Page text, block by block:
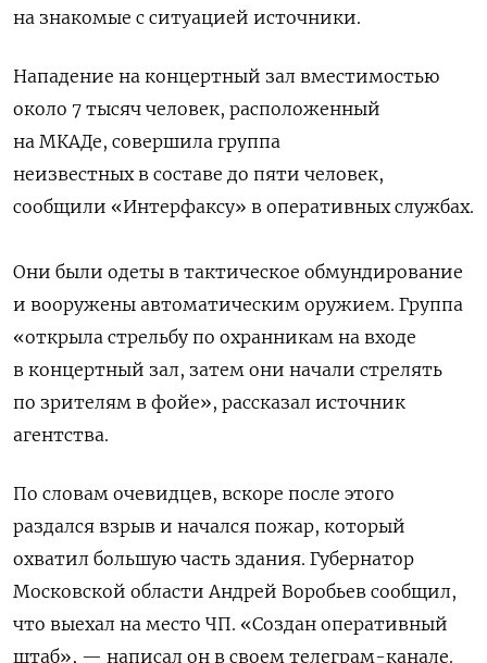
на знакомые с ситуацией источники.
Нападение на концертный зал вместимостью
около 7 тысяч человек, расположенный
на МКАДе, совершила группа
неизвестных в составе до пяти человек,
сообщили «Интерфаксу» в оперативных службах.
Они были одеты в тактическое обмундирование
и вооружены автоматическим оружием. Группа
«открыла стрельбу по охранникам на входе
в концертный зал, затем они начали стрелять
по зрителям в фойе», рассказал источник
агентства.
По словам очевидцев, вскоре после этого
раздался взрыв и начался пожар, который
охватил большую часть здания. Губернатор
Московской области Андрей Воробьев сообщил,
что выехал на место ЧП. «Создан оперативный
штаб», — написал он в своем телеграм-канале.